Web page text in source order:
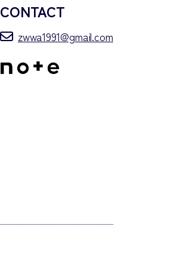
CONTACT
zwwa1991@gmail.com